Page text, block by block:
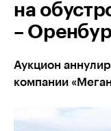
на
–
Аукцион
компании